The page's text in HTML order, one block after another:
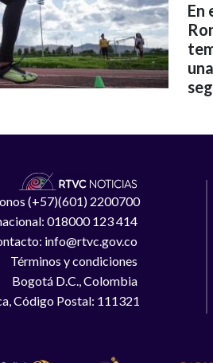
En
(+57)(601) 2200700
018000 123 414
info@rtvc.gov.co
Términos y condiciones
Bogotá D.C., Colombia
Código Postal: 111321